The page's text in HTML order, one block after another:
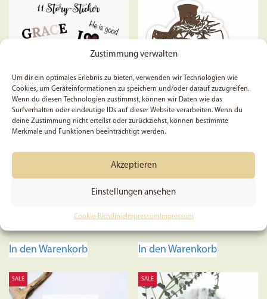
Zustimmung verwalten
Um dir ein optimales Erlebnis zu bieten, verwenden wir Technologien wie
Cookies, um Geräteinformationen zu speichern und/oder darauf zuzugreifen.
Wenn du diesen Technologien zustimmst, können wir Daten wie das
Surfverhalten oder eindeutige IDs auf dieser Website verarbeiten. Wenn du
deine Zustimmung nicht erteilst oder zurückziehst, können bestimmte
Merkmale und Funktionen beeinträchtigt werden.
Akzeptieren
Einstellungen ansehen
Cookie-RichtlinieImpressum Impressum
11 Instagram Story Sticker
In den Warenkorb
Jesus ist auferstanden –
2,88€
In den Warenkorb
SALE SALE